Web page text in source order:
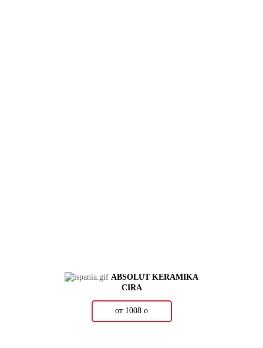
ABSOLUT KERAMIKA
CIRA
от 1008 о